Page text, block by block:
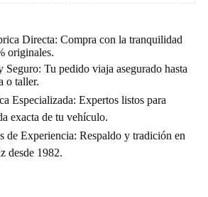
Directa: Compra con la tranquilidad
originales.
Tu pedido viaja asegurado hasta
o taller.
Especializada: Expertos listos para
exacta de tu vehículo.
de Experiencia: Respaldo y tradición en
desde 1982.